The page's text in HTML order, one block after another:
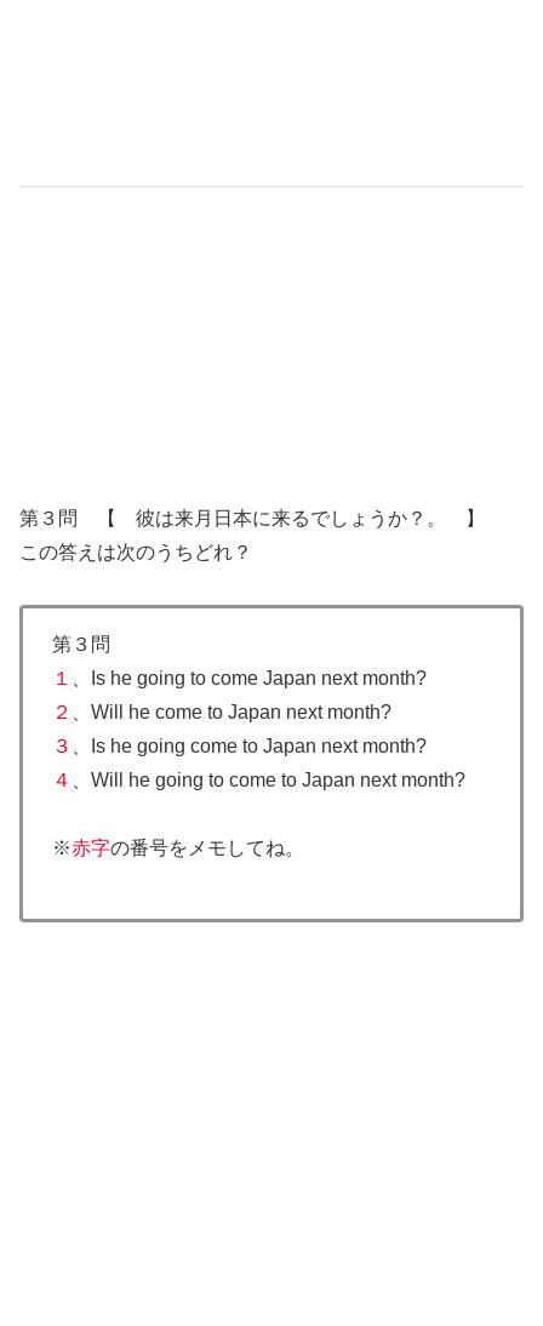
第３問 【 彼は来月日本に来るでしょうか？。 】
この答えは次のうちどれ？
第３問
１
、Is he going to come Japan next month?
２
、Will he come to Japan next month?
３
、Is he going come to Japan next month?
４
、Will he going to come to Japan next month?
※赤字の番号をメモしてね。